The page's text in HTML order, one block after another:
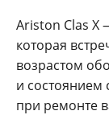
Ariston Clas X
которая
возрастом
и состоянием
при ремонте